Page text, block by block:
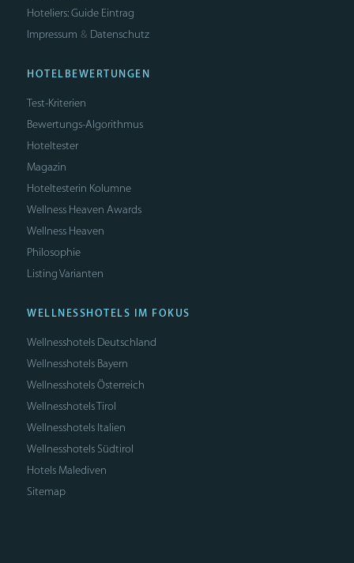
Hoteliers: Guide Eintrag
Impressum & Datenschutz
HOTELBEWERTUNGEN
Test-Kriterien
Bewertungs-Algorithmus
Hoteltester
Magazin
Hoteltesterin Kolumne
Wellness Heaven Awards
Wellness Heaven
Philosophie
Listing Varianten
WELLNESSHOTELS IM FOKUS
Wellnesshotels Deutschland
Wellnesshotels Bayern
Wellnesshotels Österreich
Wellnesshotels Tirol
Wellnesshotels Italien
Wellnesshotels Südtirol
Hotels Malediven
Sitemap